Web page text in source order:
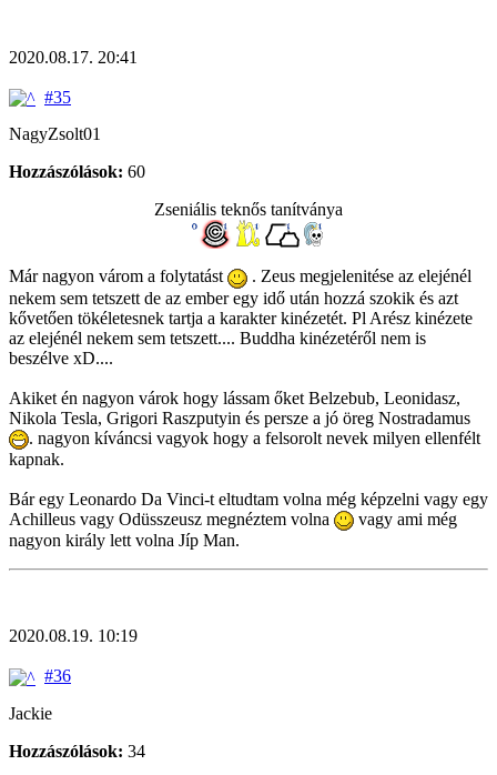
2020.08.17. 20:41
#35
NagyZsolt01
Hozzászólások: 60
Zseniális teknős tanítványa
Már nagyon várom a folytatást
. Zeus megjelenitése az elejénél
nekem sem tetszett de az ember egy idő után hozzá szokik és azt
kővetően tökéletesnek tartja a karakter kinézetét. Pl Arész kinézete
az elejénél nekem sem tetszett.... Buddha kinézetéről nem is
beszélve xD....
Akiket én nagyon várok hogy lássam őket Belzebub, Leonidasz,
Nikola Tesla, Grigori Raszputyin és persze a jó öreg Nostradamus
. nagyon kíváncsi vagyok hogy a felsorolt nevek milyen ellenfélt
kapnak.
Bár egy Leonardo Da Vinci-t eltudtam volna még képzelni vagy egy
Achilleus vagy Odüsszeusz megnéztem volna
vagy ami még
nagyon király lett volna Jíp Man.
2020.08.19. 10:19
#36
Jackie
Hozzászólások: 34